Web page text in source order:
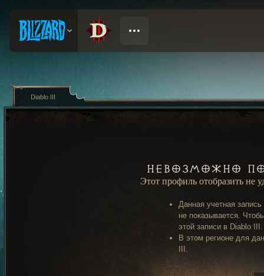
Невозможно
Этот профиль отобразить
Данная учетная
не показывается.
этой записи в Diablo III.
В этом регионе для
III.
Diablo III